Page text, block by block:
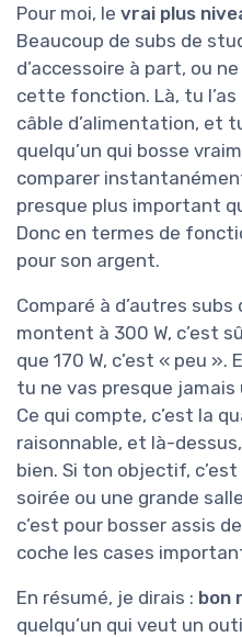
Pour moi, le vrai plus
Beaucoup de subs de
d’accessoire à part, ou
cette fonction. Là, tu
câble d’alimentation, et
quelqu’un qui bosse
comparer
presque plus important
Donc en termes de
pour son argent.
Comparé à d’autres
montent à 300 W, c’est
que 170 W, c’est « peu
tu ne vas presque
Ce qui compte, c’est la
raisonnable, et là-dessus,
bien. Si ton objectif,
soirée ou une grande
c’est pour bosser assis
coche les cases
En résumé, je dirais : bon
quelqu’un qui veut un